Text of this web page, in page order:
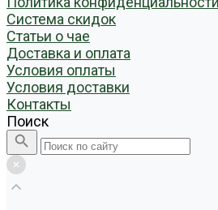
Система скидок
Статьи о чае
Доставка и оплата
Условия оплаты
Условия доставки
Контакты
Поиск